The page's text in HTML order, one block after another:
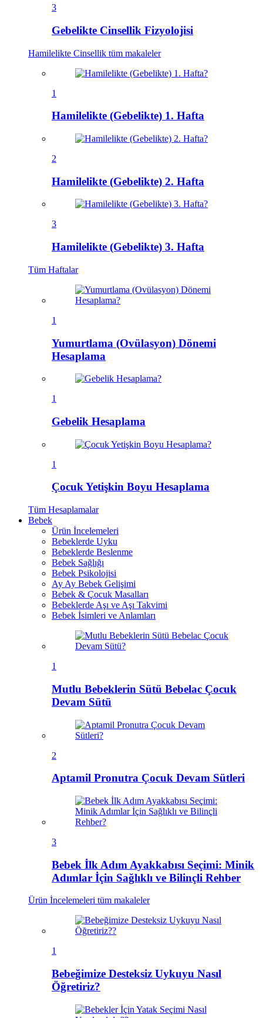
3
Gebelikte Cinsellik Fizyolojisi
Hamilelikte Cinsellik tüm makaleler
1
Hamilelikte (Gebelikte) 1. Hafta
2
Hamilelikte (Gebelikte) 2. Hafta
3
Hamilelikte (Gebelikte) 3. Hafta
Tüm Haftalar
1
Yumurtlama (Ovülasyon) Dönemi
Hesaplama
1
Gebelik Hesaplama
1
Çocuk Yetişkin Boyu Hesaplama
Tüm Hesaplamalar
Bebek
Ürün İncelemeleri
Bebeklerde Uyku
Bebeklerde Beslenme
Bebek Sağlığı
Bebek Psikolojisi
Ay Ay Bebek Gelişimi
Bebek & Çocuk Masalları
Bebeklerde Aşı ve Aşı Takvimi
Bebek İsimleri ve Anlamları
1
Mutlu Bebeklerin Sütü Bebelac Çocuk
Devam Sütü
2
Aptamil Pronutra Çocuk Devam Sütleri
3
Bebek İlk Adım Ayakkabısı Seçimi: Minik
Adımlar İçin Sağlıklı ve Bilinçli Rehber
Ürün İncelemeleri tüm makaleler
1
Bebeğimize Desteksiz Uykuyu Nasıl
Öğretiriz?